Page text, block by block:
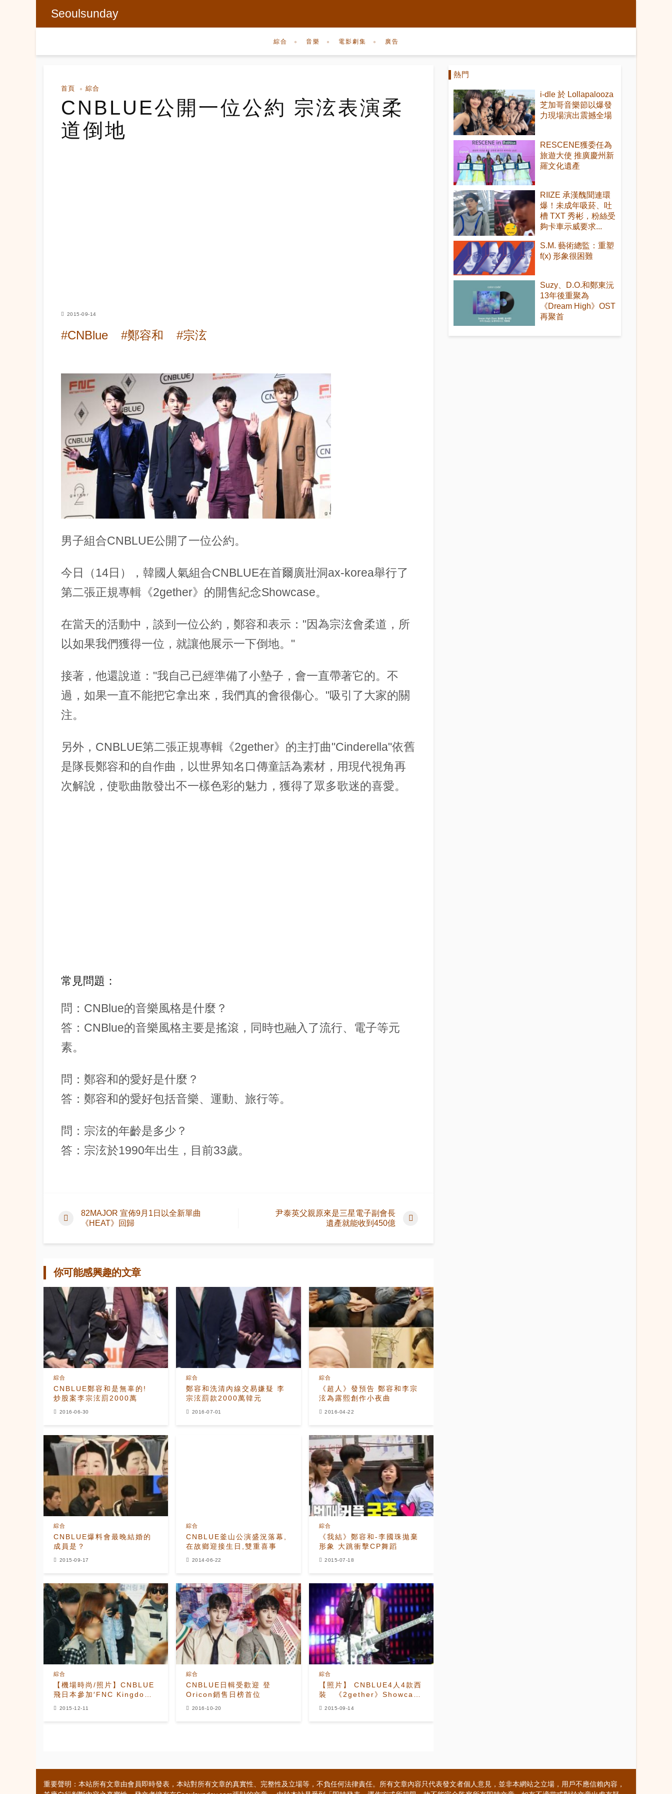
Seoulsunday
綜合 音樂 電影劇集 廣告
首頁 綜合
CNBLUE公開一位公約 宗泫表演柔
道倒地
2015-09-14
#CNBlue #鄭容和 #宗泫
男子組合CNBLUE公開了一位公約。
今日（14日），韓國人氣組合CNBLUE在首爾廣壯洞ax-korea舉行了
第二張正規專輯《2gether》的開售紀念Showcase。
在當天的活動中，談到一位公約，鄭容和表示："因為宗泫會柔道，所
以如果我們獲得一位，就讓他展示一下倒地。"
接著，他還說道："我自己已經準備了小墊子，會一直帶著它的。不
過，如果一直不能把它拿出來，我們真的會很傷心。"吸引了大家的關
注。
另外，CNBLUE第二張正規專輯《2gether》的主打曲"Cinderella"依舊
是隊長鄭容和的自作曲，以世界知名口傳童話為素材，用現代視角再
次解說，使歌曲散發出不一樣色彩的魅力，獲得了眾多歌迷的喜愛。
常見問題：
問：CNBlue的音樂風格是什麼？
答：CNBlue的音樂風格主要是搖滾，同時也融入了流行、電子等元
素。
問：鄭容和的愛好是什麼？
答：鄭容和的愛好包括音樂、運動、旅行等。
問：宗泫的年齡是多少？
答：宗泫於1990年出生，目前33歲。
82MAJOR 宣佈9月1日以全新單曲
《HEAT》回歸
尹泰英父親原來是三星電子副會長
遺產就能收到450億
你可能感興趣的文章
CNBLUE鄭容和是無辜的!
炒股案李宗泫罰2000萬
綜合
2016-06-30
鄭容和洗清內線交易嫌疑 李
宗泫罰款2000萬韓元
綜合
2016-07-01
《超人》發預告 鄭容和李宗
泫為露熙創作小夜曲
綜合
2016-04-22
CNBLUE爆料會最晚結婚的
成員是？
綜合
2015-09-17
CNBLUE釜山公演盛況落幕,
在故鄉迎接生日,雙重喜事
綜合
2014-06-22
《我結》鄭容和-李國珠拋棄
形象 大跳衝擊CP舞蹈
綜合
2015-07-18
【機場時尚/照片】CNBLUE
飛日本參加′FNC Kingdom′
綜合
2015-12-11
CNBLUE日輯受歡迎 登
Oricon銷售日榜首位
綜合
2016-10-20
【照片】 CNBLUE4人4款西
裝 《2gether》Showcase
綜合
2015-09-14
熱門
i-dle 於 Lollapalooza
芝加哥音樂節以爆發
力現場演出震撼全場
RESCENE獲委任為
旅遊大使 推廣慶州新
羅文化遺產
RIIZE 承漢醜聞連環
爆！未成年吸菸、吐
槽 TXT 秀彬，粉絲受
夠卡車示威要求...
S.M. 藝術總監：重塑
f(x) 形象很困難
Suzy、D.O.和鄭東沅
13年後重聚為
《Dream High》OST
再聚首
重要聲明：本站所有文章由會員即時發表，本站對所有文章的真實性、完整性及立場等，不負任何法律責任。所有文章內容只代表發文者個人意見，並非本網站之立場，用戶不應信賴內容，